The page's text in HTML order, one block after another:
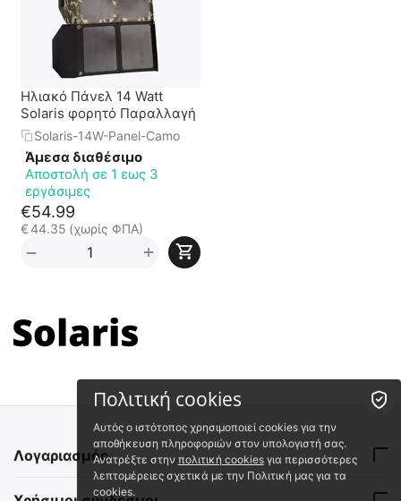
Ηλιακό Πάνελ 14 Watt
Solaris φορητό Παραλλαγή
Solaris-14W-Panel-Camo
Άμεσα διαθέσιμο
Αποστολή σε 1 εως 3
εργάσιμες
€54.99
€44.35 (χωρίς ΦΠΑ)
+
−
Λογαριασμός
Πολιτική cookies
Αυτός ο ιστότοπος χρησιμοποιεί cookies για την
αποθήκευση πληροφοριών στον υπολογιστή σας.
Ανατρέξτε στην πολιτική cookiesγια περισσότερες
λεπτομέρειες σχετικά με την Πολιτική μας για τα
cookies.